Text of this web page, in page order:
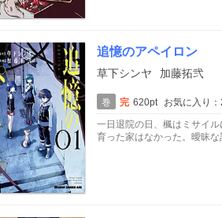
追憶のアペイロン
草下シンヤ
加藤拓弐
巻 完 620pt
お気に入り：
一日退院の日、楓はミサイ
育った家はなかった。曖昧